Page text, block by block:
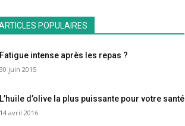
POPULAIRES
Fatigue intense après les repas ?
30 juin 2015
L’huile d’olive la plus puissante pour votre santé
14 avril 2016